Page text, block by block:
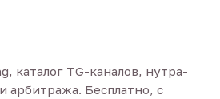
каталог TG-каналов, нутра-
арбитража. Бесплатно, с